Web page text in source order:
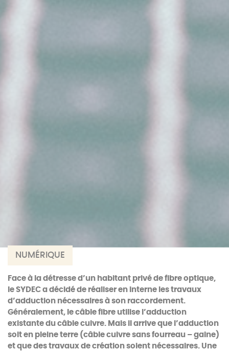
NUMÉRIQUE
Face à la détresse d’un habitant privé de fibre optique,
le SYDEC a décidé de réaliser en interne les travaux
d’adduction nécessaires à son raccordement.
Généralement, le câble fibre utilise l’adduction
existante du câble cuivre. Mais il arrive que l’adduction
soit en pleine terre (câble cuivre sans fourreau – gaine)
et que des travaux de création soient nécessaires. Une